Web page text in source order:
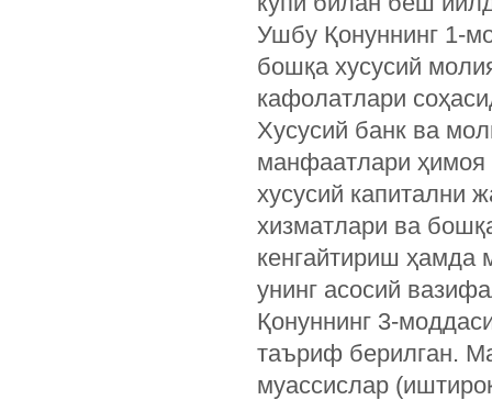
Ушбу Қонуннинг 1-
бошқа хусусий
кафолатлари
Хусусий банк ва
манфаатлари ҳимоя
хусусий капитални
хизматлари ва
кенгайтириш ҳамда
унинг асосий
Қонуннинг 3-
таъриф берилган.
муассислар